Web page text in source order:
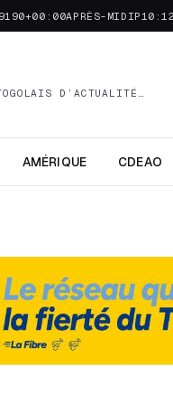
D’ACTUALITÉ…
AMÉRIQUE CDEAO